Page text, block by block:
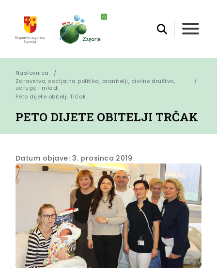
Naslovnica
Zdravstvo, socijalna politika, branitelji, civilno društvo,
udruge i mladi
Peto dijete obitelji Trčak
PETO DIJETE OBITELJI TRČAK
Datum objave: 3. prosinca 2019.